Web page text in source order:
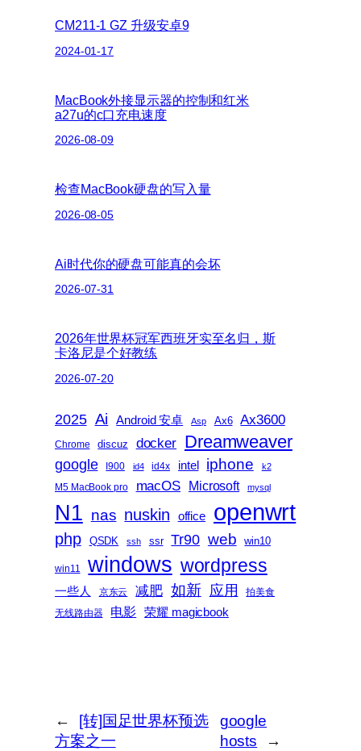
CM211-1 GZ 升级安卓9
2024-01-17
MacBook外接显示器的控制和红米
a27u的c口充电速度
2026-08-09
检查MacBook硬盘的写入量
2026-08-05
Ai时代你的硬盘可能真的会坏
2026-07-31
2026年世界杯冠军西班牙实至名归，斯
卡洛尼是个好教练
2026-07-20
2025 Ai Android 安卓 Asp Ax6 Ax3600
Chrome discuz docker Dreamweaver
google I900 id4 id4x intel iphone k2
M5 MacBook pro macOS Microsoft mysql
N1 nas nuskin office openwrt
php QSDK ssh ssr Tr90 web win10
win11 windows wordpress
一些人 京东云 减肥 如新 应用
拍美食
无线路由器
电影 荣耀 magicbook
←
[转]国足世界杯预选
方案之一
google
hosts
→